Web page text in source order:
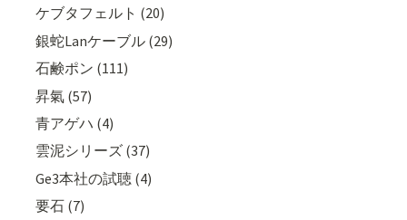
ケブタフェルト (20)
銀蛇Lanケーブル (29)
石鹸ポン (111)
昇氣 (57)
青アゲハ (4)
雲泥シリーズ (37)
Ge3本社の試聴 (4)
要石 (7)